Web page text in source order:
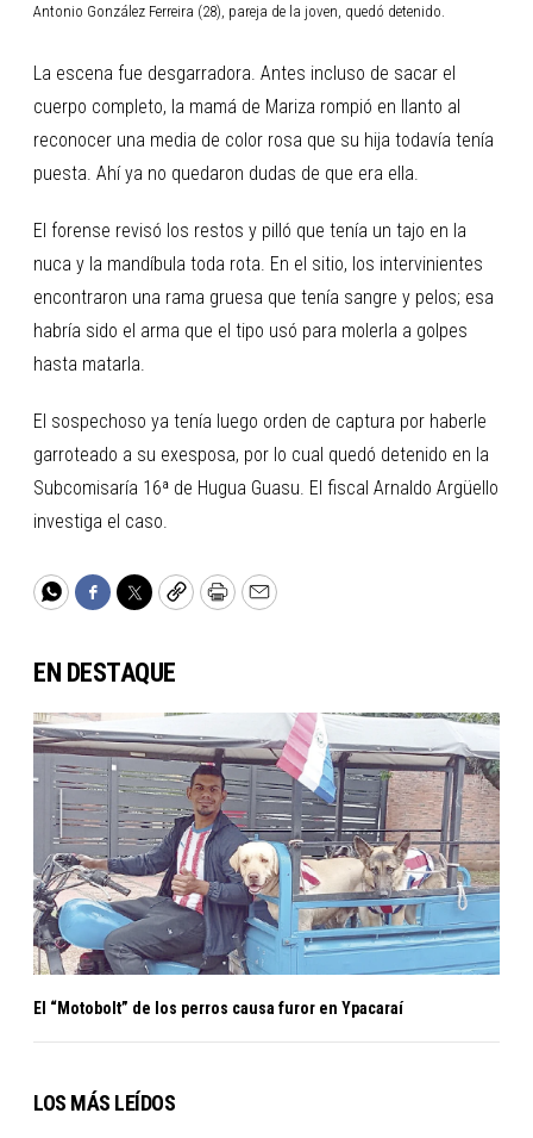
Antonio González Ferreira (28), pareja de la joven, quedó detenido.
La escena fue desgarradora. Antes incluso de sacar el
cuerpo completo, la mamá de Mariza rompió en llanto al
reconocer una media de color rosa que su hija todavía tenía
puesta. Ahí ya no quedaron dudas de que era ella.
El forense revisó los restos y pilló que tenía un tajo en la
nuca y la mandíbula toda rota. En el sitio, los intervinientes
encontraron una rama gruesa que tenía sangre y pelos; esa
habría sido el arma que el tipo usó para molerla a golpes
hasta matarla.
El sospechoso ya tenía luego orden de captura por haberle
garroteado a su exesposa, por lo cual quedó detenido en la
Subcomisaría 16ª de Hugua Guasu. El fiscal Arnaldo Argüello
investiga el caso.
WhatsApp
Facebook
TwitterCopyPrintEmail
EN DESTAQUE
El “Motobolt” de los perros causa furor en Ypacaraí
LOS MÁS LEÍDOS